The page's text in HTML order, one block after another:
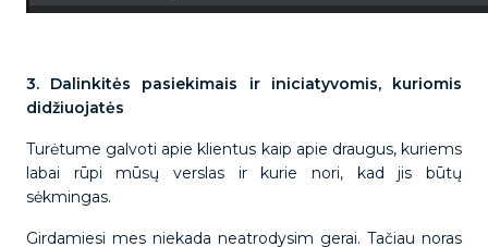
3. Dalinkitės pasiekimais ir iniciatyvomis, kuriomis
didžiuojatės
Turėtume galvoti apie klientus kaip apie draugus, kuriems
labai rūpi mūsų verslas ir kurie nori, kad jis būtų
sėkmingas.
Girdamiesi mes niekada neatrodysim gerai. Tačiau noras